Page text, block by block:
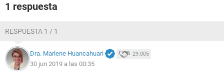
1 respuesta
RESPUESTA 1 / 1
Dra. Marlene Huancahuari 29.005
30 jun 2019 a las 00:35